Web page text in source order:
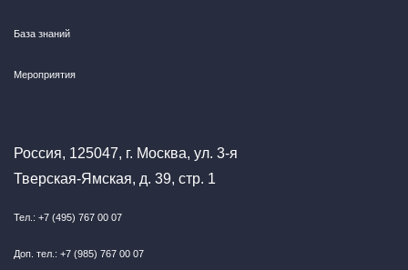
База знаний
Мероприятия
Россия, 125047, г. Москва, ул. 3-я
Тверская-Ямская, д. 39, стр. 1
Тел.: +7 (495) 767 00 07
Доп. тел.: +7 (985) 767 00 07